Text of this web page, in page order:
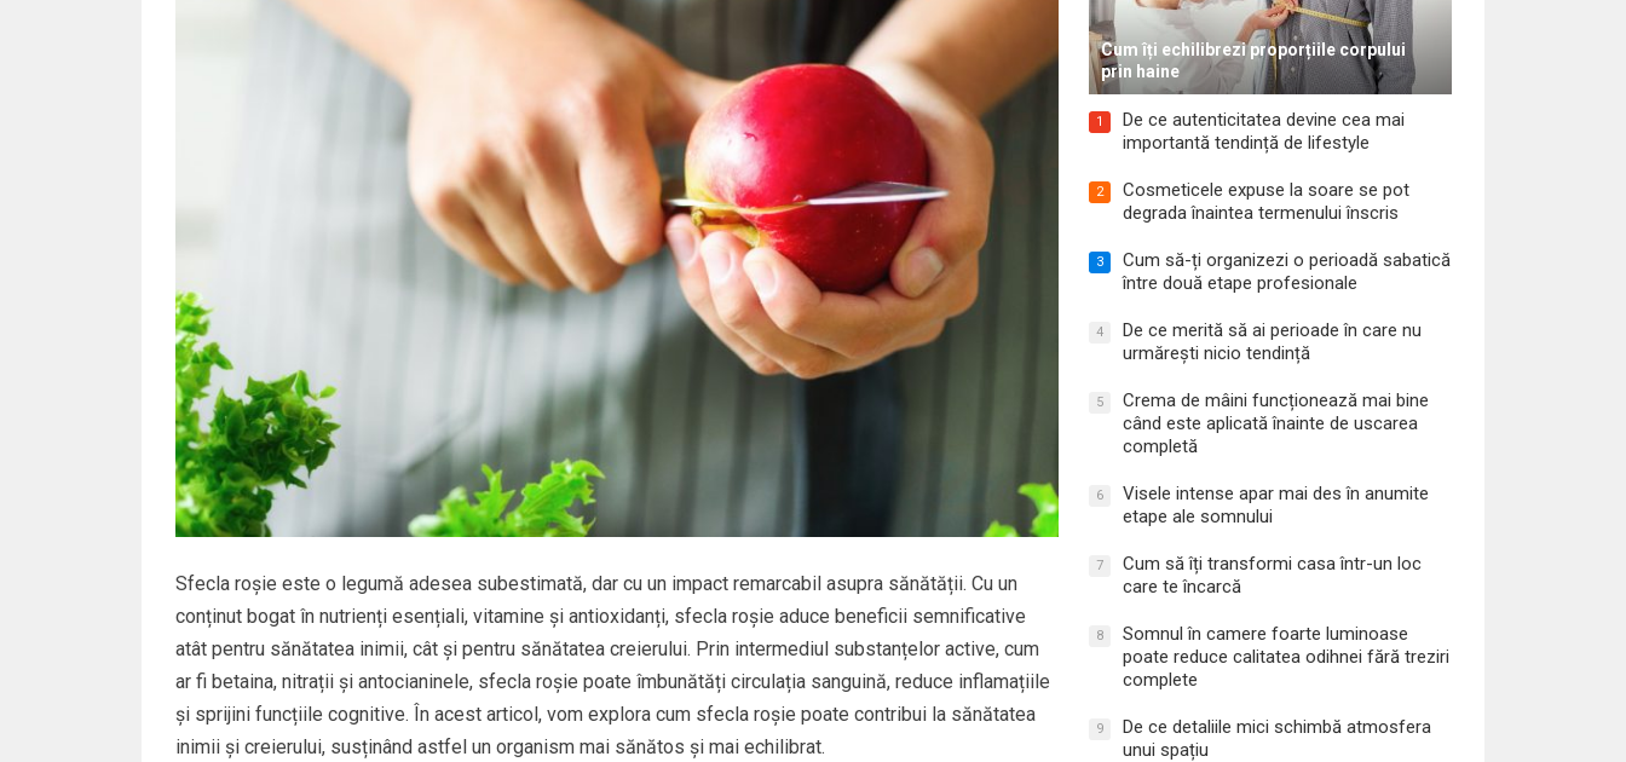
Sfecla roșie este o legumă adesea subestimată, dar cu un impact remarcabil asupra sănătății. Cu un
conținut bogat în nutrienți esențiali, vitamine și antioxidanți, sfecla roșie aduce beneficii semnificative
atât pentru sănătatea inimii, cât și pentru sănătatea creierului. Prin intermediul substanțelor active, cum
ar fi betaina, nitrații și antocianinele, sfecla roșie poate îmbunătăți circulația sanguină, reduce inflamațiile
și sprijini funcțiile cognitive. În acest articol, vom explora cum sfecla roșie poate contribui la sănătatea
inimii și creierului, susținând astfel un organism mai sănătos și mai echilibrat.
Cum îți echilibrezi proporțiile corpului
prin haine
1
De ce autenticitatea devine cea mai
importantă tendință de lifestyle
2
Cosmeticele expuse la soare se pot
degrada înaintea termenului înscris
3
Cum să-ți organizezi o perioadă sabatică
între două etape profesionale
4
De ce merită să ai perioade în care nu
urmărești nicio tendință
5
Crema de mâini funcționează mai bine
când este aplicată înainte de uscarea
completă
6
Visele intense apar mai des în anumite
etape ale somnului
7
Cum să îți transformi casa într-un loc
care te încarcă
8
Somnul în camere foarte luminoase
poate reduce calitatea odihnei fără treziri
complete
9
De ce detaliile mici schimbă atmosfera
unui spațiu